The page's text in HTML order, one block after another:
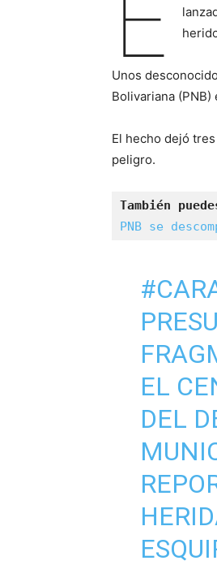
Unos
Bolivariana (PNB)
El hecho dejó
peligro.
También
PNB se
EL
DEL